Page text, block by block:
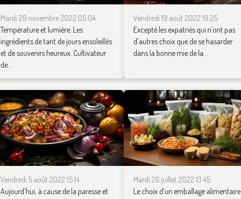
Mardi 29 novembre 2022 05:04
Température et lumière. Les
ingrédients de tant de jours ensoleillés
et de souvenirs heureux. Cultivateur
de...
Vendredi 19 août 2022 19:25
Excepté les expatriés qui n’ont pas
d’autres choix que de se hasarder
dans la bonne mie de la...
Vendredi 5 août 2022 15:14
Aujourd’hui, à cause de la paresse et
Mardi 26 juillet 2022 13:45
Le choix d’un emballage alimentaire